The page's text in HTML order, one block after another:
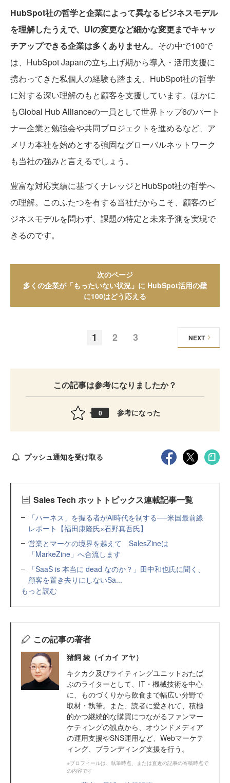
HubSpot社の哲学と企業によって異なるビジネスモデル
を理解したうえで、UIの変更など細かな変更までキャッ
チアップできる企業は多くありません。その中で100で
は、HubSpot Japanの立ち上げ期から導入・活用支援に
携わってきた私個人の経験も踏まえ、HubSpot社の哲学
に対する深い理解のもと顧客を支援しています。ほかに
もGlobal Hub Allianceの一員として世界トップ6のパート
ナー企業と勉強会や共同プロジェクトを進めるなど、ア
メリカ本社を始めとする強固なグローバルネットワーク
も当社の強みと言えるでしょう。
豊富な対応実績に基づくナレッジとHubSpot社の哲学へ
の理解。このふたつを有する当社だからこそ、顧客のビ
ジネスモデルを問わず、課題の特定と未来予測を実現で
きるのです。
次のページ
多くの企業が「もったいない状況」に HubSpot活用の壁
に100はどう応える
1 2 3 NEXT
この記事は参考になりましたか？
0 参考になった
プッシュ通知を受け取る
Sales Tech ホットトピックス連載記事一覧
「ハーネス」を握る者がAI時代を制する──米国最前線
レポート【福田康隆氏×石野真吾氏】
営業とマーケの境界を越えて SalesZineは
「MarkeZine」へ合流します
「SaaS is 本当に dead なのか？」田中和也氏に聞く、
顧客を置き去りにしないSa...
もっと読む
この記事の著者
猪飼 綾（イカイ アヤ）
キクカク及びライティングユニットおたば
ぶのライターとして、IT・機械技術を中心
に、ものづくりから飲食まで幅広い分野で
取材・執筆。また、読者に愛されて、積極
的かつ継続的な購買につながるファンマー
ケティングの観点から、オウンドメディア
の運用支援やSNS運用など、Webマーケテ
ィング、ブランディング支援を行う。
※プロフィールは、執筆時点、または直近の記事の寄稿時点で
の内容です